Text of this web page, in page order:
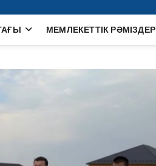
МЕМЛЕКЕТТІК РӘМІЗДЕР